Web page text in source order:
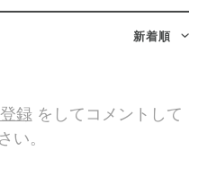
新着順
録をしてコメントして
い。